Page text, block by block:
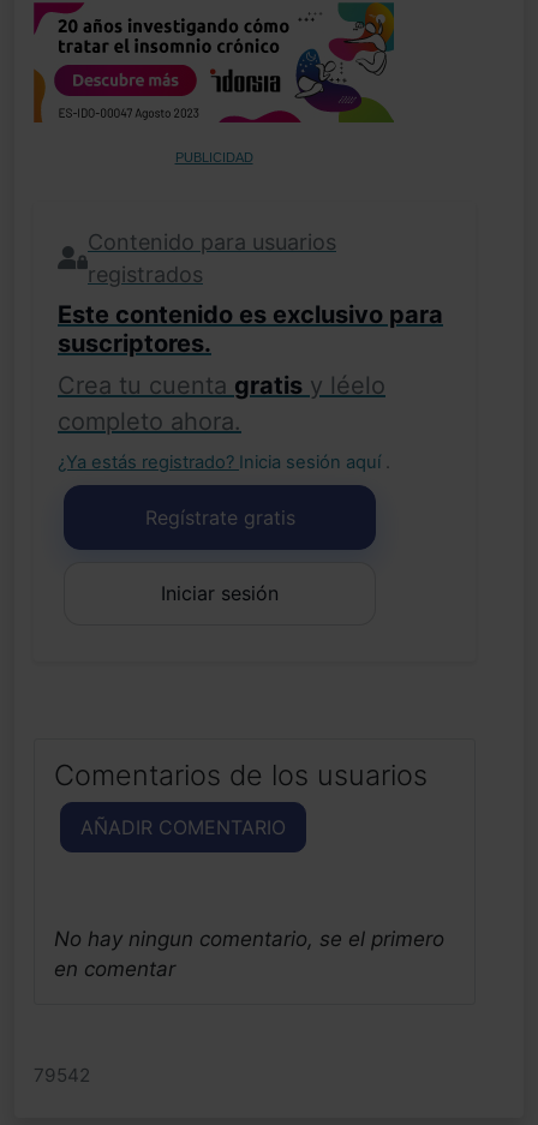
PUBLICIDAD
Contenido para usuarios
registrados
Este contenido es exclusivo para
suscriptores.
Crea tu cuenta gratis y léelo
completo ahora.
¿Ya estás registrado? Inicia sesión aquí .
Regístrate gratis
Iniciar sesión
Comentarios de los usuarios
AÑADIR COMENTARIO
No hay ningun comentario, se el primero
en comentar
79542